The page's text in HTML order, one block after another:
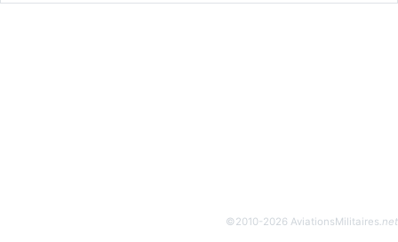
©2010-2026 AviationsMilitaires.net